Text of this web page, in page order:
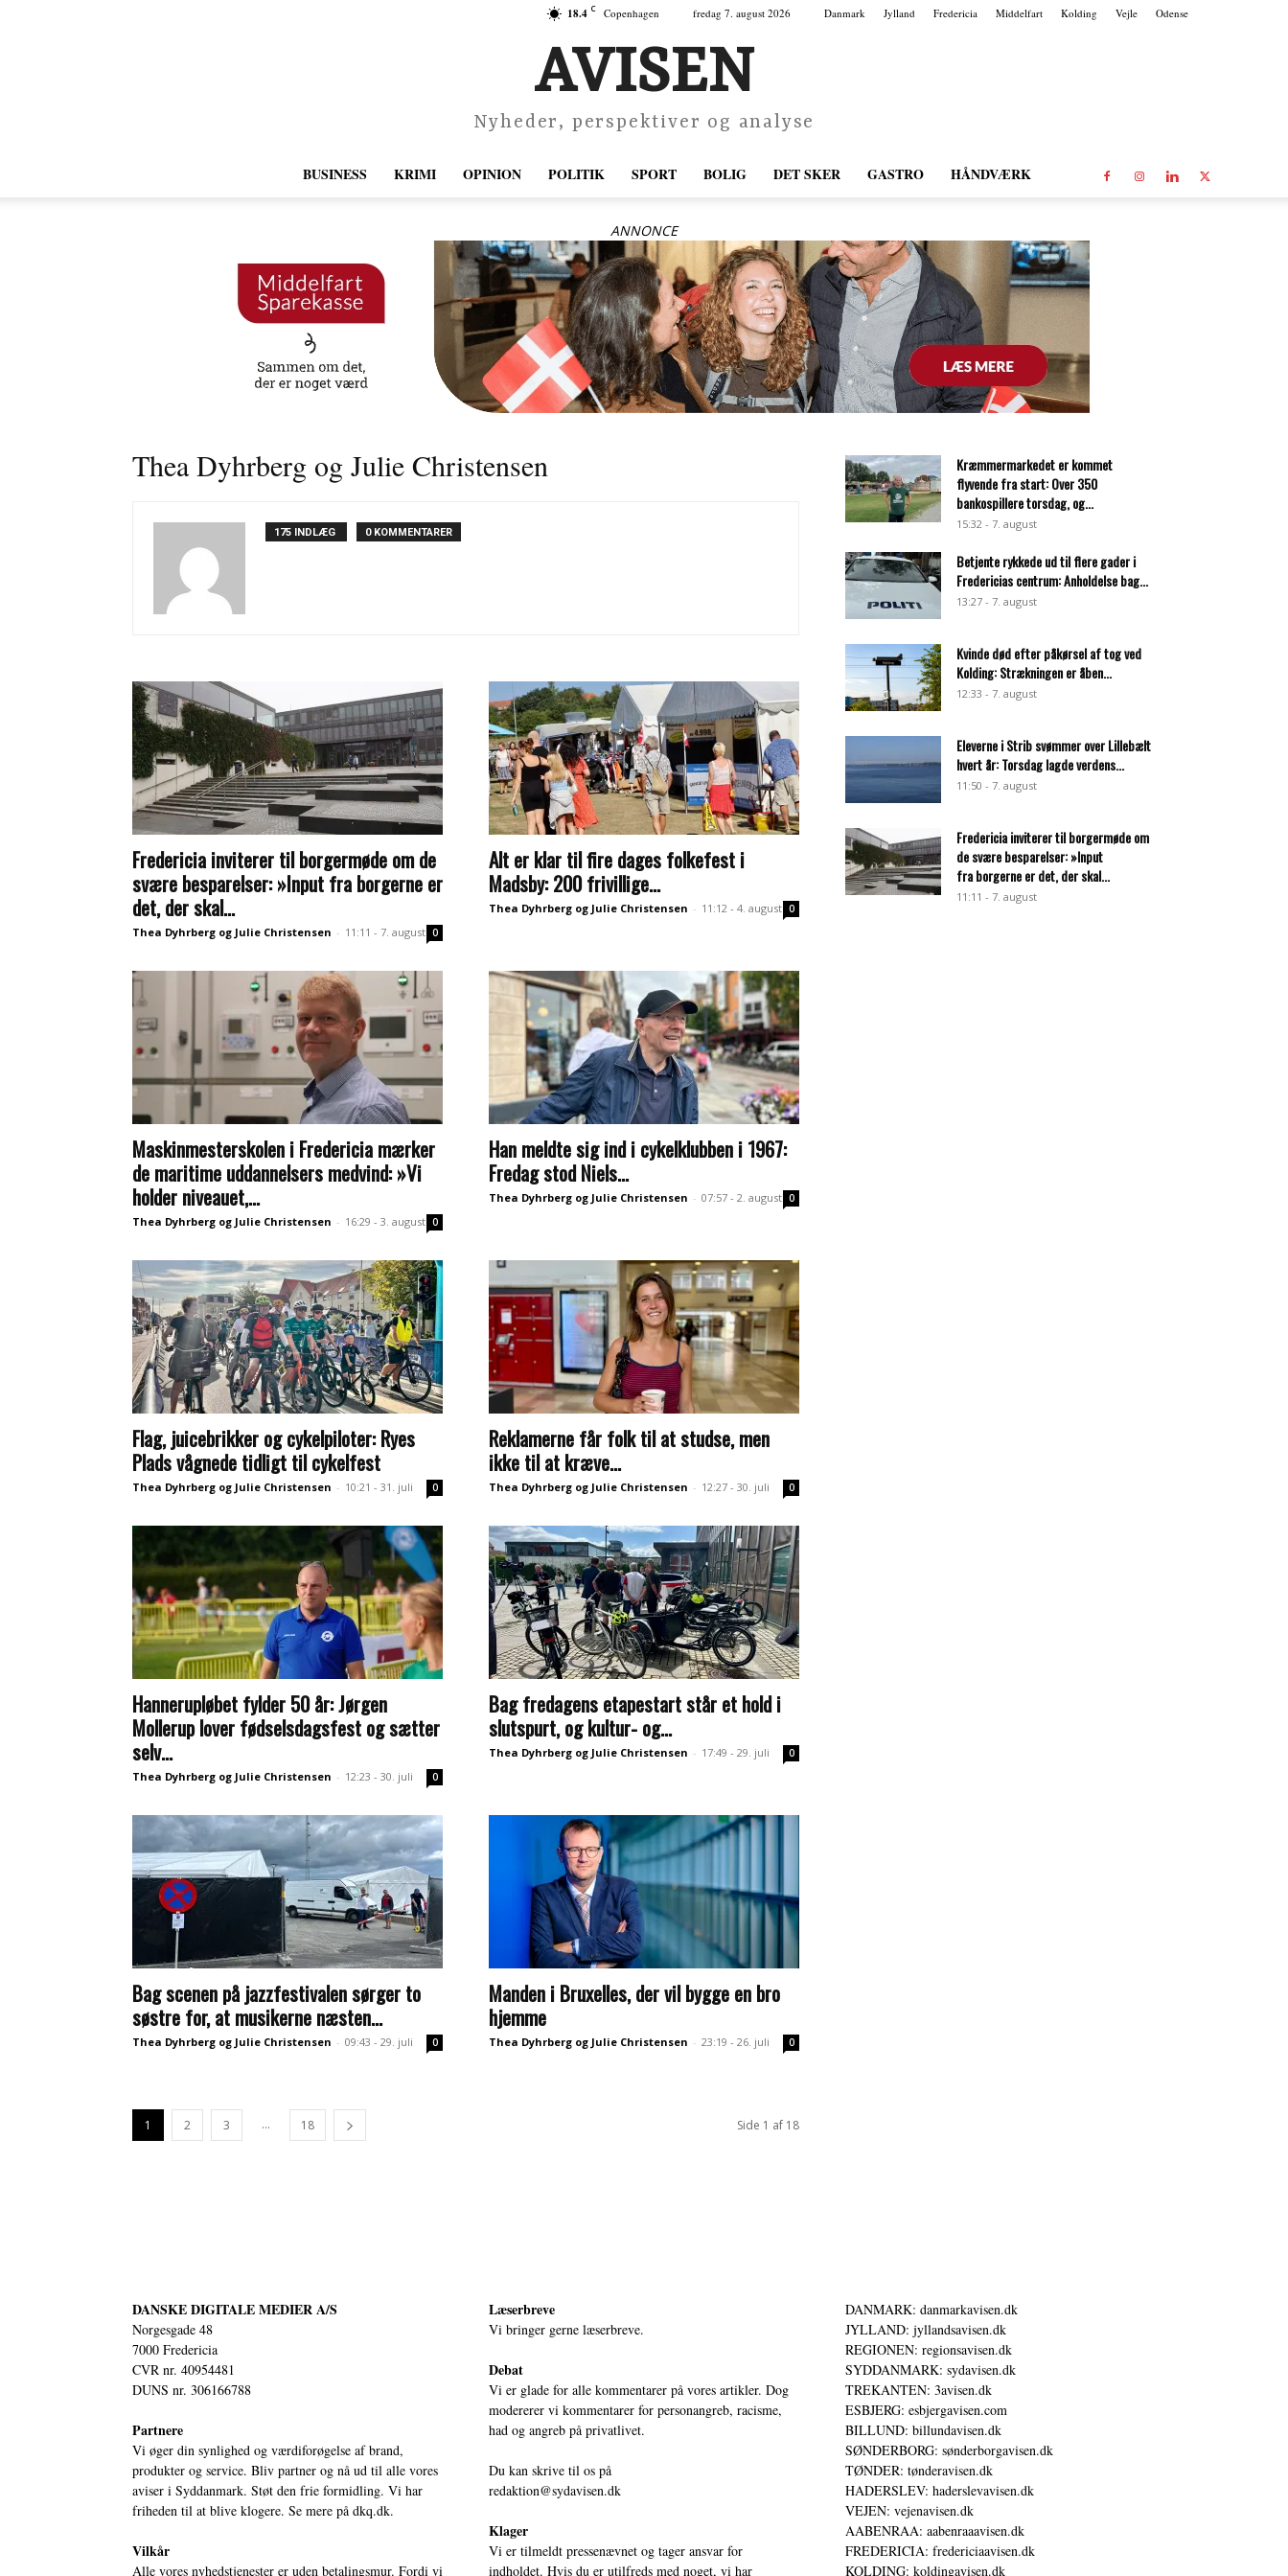
18.4 C Copenhagen fredag 7. august 2026 Danmark Jylland Fredericia Middelfart Kolding Vejle Odense
AVISEN
Nyheder, perspektiver og analyse
BUSINESS KRIMI OPINION POLITIK SPORT BOLIG DET SKER GASTRO HÅNDVÆRK
ANNONCE
Thea Dyhrberg og Julie Christensen
175 INDLÆG 0 KOMMENTARER
Fredericia inviterer til borgermøde om de
svære besparelser: »Input fra borgerne er
det, der skal...
Thea Dyhrberg og Julie Christensen - 11:11 - 7. august 0
Alt er klar til fire dages folkefest i
Madsby: 200 frivillige...
Thea Dyhrberg og Julie Christensen - 11:12 - 4. august 0
Maskinmesterskolen i Fredericia mærker
de maritime uddannelsers medvind: »Vi
holder niveauet,...
Thea Dyhrberg og Julie Christensen - 16:29 - 3. august 0
Han meldte sig ind i cykelklubben i 1967:
Fredag stod Niels...
Thea Dyhrberg og Julie Christensen - 07:57 - 2. august 0
Flag, juicebrikker og cykelpiloter: Ryes
Plads vågnede tidligt til cykelfest
Thea Dyhrberg og Julie Christensen - 10:21 - 31. juli 0
Reklamerne får folk til at studse, men
ikke til at kræve...
Thea Dyhrberg og Julie Christensen - 12:27 - 30. juli 0
Hannerupløbet fylder 50 år: Jørgen
Mollerup lover fødselsdagsfest og sætter
selv...
Thea Dyhrberg og Julie Christensen - 12:23 - 30. juli 0
Bag fredagens etapestart står et hold i
slutspurt, og kultur- og...
Thea Dyhrberg og Julie Christensen - 17:49 - 29. juli 0
Bag scenen på jazzfestivalen sørger to
søstre for, at musikerne næsten...
Thea Dyhrberg og Julie Christensen - 09:43 - 29. juli 0
Manden i Bruxelles, der vil bygge en bro
hjemme
Thea Dyhrberg og Julie Christensen - 23:19 - 26. juli 0
1 2 3 ... 18 Side 1 af 18
Kræmmermarkedet er kommet
flyvende fra start: Over 350
bankospillere torsdag, og...
15:32 - 7. august
Betjente rykkede ud til flere gader i
Fredericias centrum: Anholdelse bag...
13:27 - 7. august
Kvinde død efter påkørsel af tog ved
Kolding: Strækningen er åben...
12:33 - 7. august
Eleverne i Strib svømmer over Lillebælt
hvert år: Torsdag lagde verdens...
11:50 - 7. august
Fredericia inviterer til borgermøde om
de svære besparelser: »Input
fra borgerne er det, der skal...
11:11 - 7. august
DANSKE DIGITALE MEDIER A/S
Norgesgade 48
7000 Fredericia
CVR nr. 40954481
DUNS nr. 306166788
Partnere
Vi øger din synlighed og værdiforøgelse af brand,
produkter og service. Bliv partner og nå ud til alle vores
aviser i Syddanmark. Støt den frie formidling. Vi har
friheden til at blive klogere. Se mere på dkq.dk.
Vilkår
Alle vores nyhedstjenester er uden betalingsmur. Fordi vi
Læserbreve
Vi bringer gerne læserbreve.
Debat
Vi er glade for alle kommentarer på vores artikler. Dog
modererer vi kommentarer for personangreb, racisme,
had og angreb på privatlivet.
Du kan skrive til os på
redaktion@sydavisen.dk
Klager
Vi er tilmeldt pressenævnet og tager ansvar for
indholdet. Hvis du er utilfreds med noget, vi har
DANMARK: danmarkavisen.dk
JYLLAND: jyllandsavisen.dk
REGIONEN: regionsavisen.dk
SYDDANMARK: sydavisen.dk
TREKANTEN: 3avisen.dk
ESBJERG: esbjergavisen.com
BILLUND: billundavisen.dk
SØNDERBORG: sønderborgavisen.dk
TØNDER: tønderavisen.dk
HADERSLEV: haderslevavisen.dk
VEJEN: vejenavisen.dk
AABENRAA: aabenraaavisen.dk
FREDERICIA: fredericiaavisen.dk
KOLDING: koldingavisen.dk